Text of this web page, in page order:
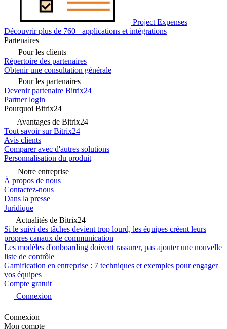
Project Expenses
Découvrir plus de 760+ applications et intégrations
Partenaires
Pour les clients
Répertoire des partenaires
Obtenir une consultation générale
Pour les partenaires
Devenir partenaire Bitrix24
Partner login
Pourquoi Bitrix24
Avantages de Bitrix24
Tout savoir sur Bitrix24
Avis clients
Comparer avec d'autres solutions
Personnalisation du produit
Notre entreprise
À propos de nous
Contactez-nous
Dans la presse
Juridique
Actualités de Bitrix24
Si le suivi des tâches devient trop lourd, les équipes créent leurs
propres canaux de communication
Les modèles d'onboarding doivent rassurer, pas ajouter une nouvelle
liste de contrôle
Gamification en entreprise : 7 techniques et exemples pour engager
vos équipes
Compte gratuit
Connexion
Connexion
Mon compte